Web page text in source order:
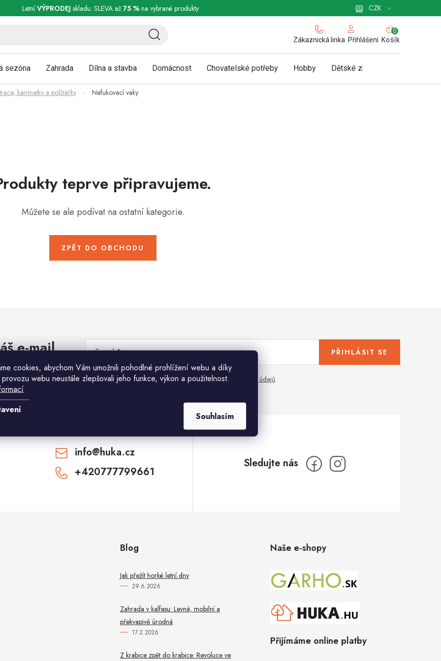
cookies, abychom Vám umožnili pohodlné prohlížení webu a díky
webu neustále zlepšovali jeho funkce, výkon a použitelnost.
Souhlasím
a reklamace Podmínky ochrany osobních údajů Obchodní podmínky pro podnikatele Zásady používání cookies
CZK
LetníVÝPRODEJ skladu: SLEVA až 75 %na vybrané produkty
Zákaznická linka Přihlášení
NÁKUPNÍ
KOŠÍK
Košík
sezóna Zahrada Dílna a stavba Domácnost Chovatelské potřeby Hobby Dětské zboží a hračky
karimatky a polštářky Nafukovací vaky
teprve připravujeme.
Můžete se ale podívat na ostatní kategorie.
ZPĚT DO OBCHODU
e-mail E-mail
Vložením e-mailu souhlasíte spodmínkami ochrany osobních údajů
PŘIHLÁSIT SE
info@huka.cz
+420777799661
Blog
Jak přežít horké letní dny
29.6.2026
Zahrada v kalfasu: Levná, mobilní a
překvapivě úrodná
17.2.2026
Z krabice zpět do krabice: Revoluce ve
Naše e-shopy
Přijímáme online platby
CHCI SLEVU